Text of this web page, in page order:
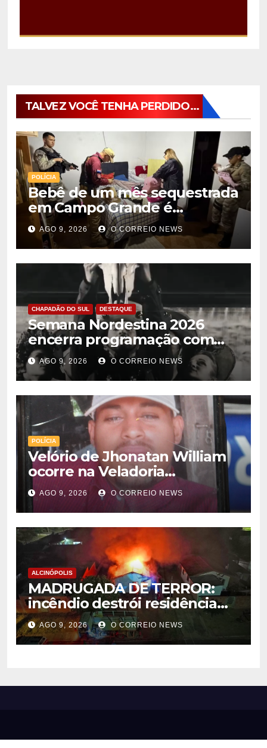
TALVEZ VOCÊ TENHA PERDIDO...
POLÍCIA
Bebê de um mês sequestrada
em Campo Grande é
encontrada no Paraguai
AGO 9, 2026 O CORREIO NEWS
CHAPADÃO DO SUL DESTAQUE
Semana Nordestina 2026
encerra programação com
grande festa e valorização da
cultura em Chapadão do Sul
AGO 9, 2026 O CORREIO NEWS
POLÍCIA
Velório de Jhonatan William
ocorre na Veladoria
Municipal; sepultamento será
nesta segunda-feira
AGO 9, 2026 O CORREIO NEWS
ALCINÓPOLIS
MADRUGADA DE TERROR:
incêndio destrói residência
em Alcinópolis
AGO 9, 2026 O CORREIO NEWS